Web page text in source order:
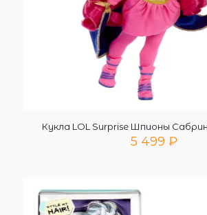
Кукла LOL Surprise Шпионы
5 499 ₽